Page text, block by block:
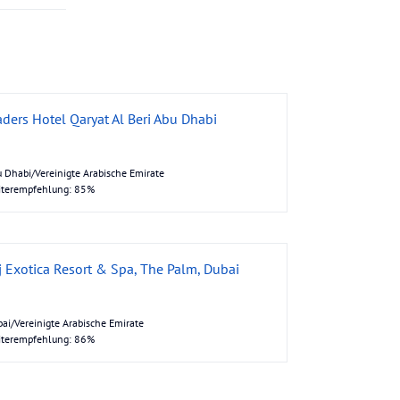
Hotel Qaryat Al Beri Abu Dhabi
Dhabi/Vereinigte Arabische Emirate
85%
Exotica Resort & Spa, The Palm, Dubai
Vereinigte Arabische Emirate
86%